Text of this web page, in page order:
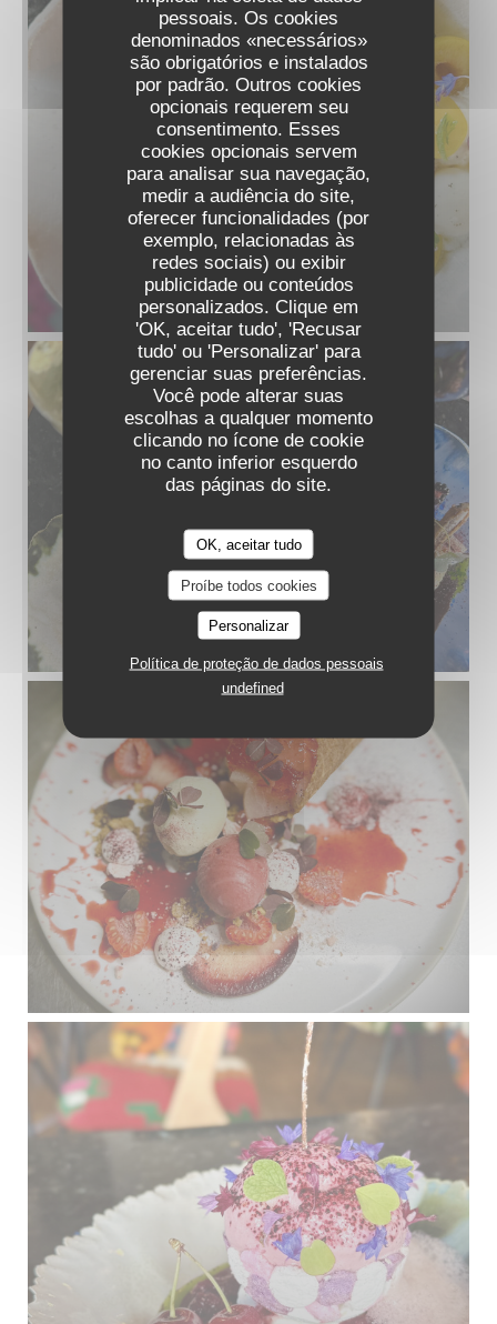
pessoais. Os cookies
denominados «necessários»
são obrigatórios e instalados
por padrão. Outros cookies
opcionais requerem seu
consentimento. Esses
cookies opcionais servem
para analisar sua navegação,
medir a audiência do site,
oferecer funcionalidades (por
exemplo, relacionadas às
redes sociais) ou exibir
publicidade ou conteúdos
personalizados. Clique em
'OK, aceitar tudo', 'Recusar
tudo' ou 'Personalizar' para
gerenciar suas preferências.
Você pode alterar suas
escolhas a qualquer momento
clicando no ícone de cookie
no canto inferior esquerdo
das páginas do site.
OK, aceitar tudo
Proíbe todos cookies
Personalizar
Política de proteção de dados pessoais
undefined